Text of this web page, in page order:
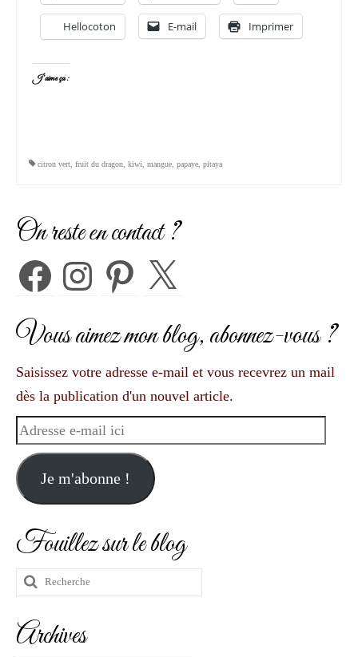
Hellocoton E-mail Imprimer
J’aime ça :
citron vert fruit du dragon kiwi mangue papaye pitaya
On reste en contact ?
FacebookInstagramPinterest X
Vous aimez mon blog, abonnez-vous ?
Saisissez votre adresse e-mail et vous recevrez un mail
dès la publication d'un nouvel article.
Adresse
mail
ici
Je m'abonne !
Fouillez sur le blog
Rechercher
Archives